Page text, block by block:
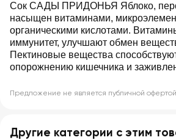
Сок САДЫ ПРИДОНЬЯ Яблоко,
насыщен витаминами,
органическими кислотами.
иммунитет, улучшают обмен
Пектиновые вещества
опорожнению кишечника и
Предложение не является публичной офертой
Другие категории с этим